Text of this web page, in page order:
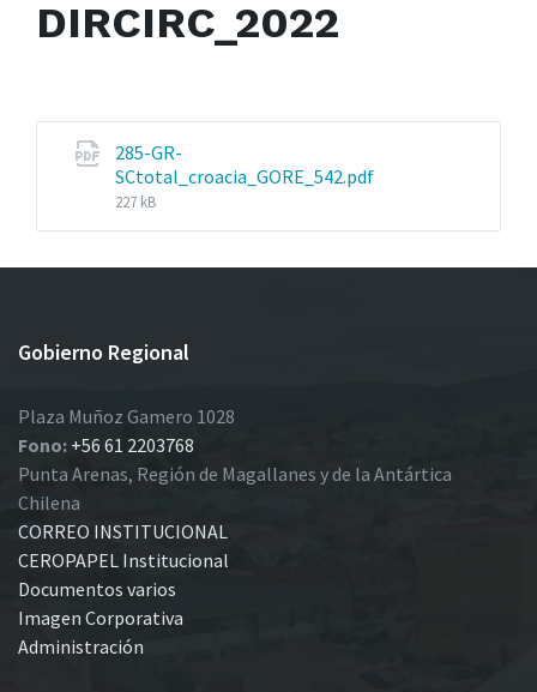
DIRCIRC_2022
285-GR-
SCtotal_croacia_GORE_542.pdf
227 kB
Gobierno Regional
Plaza Muñoz Gamero 1028
Fono: +56 61 2203768
Punta Arenas, Región de Magallanes y de la Antártica
Chilena
CORREO INSTITUCIONAL
CEROPAPEL Institucional
Documentos varios
Imagen Corporativa
Administración